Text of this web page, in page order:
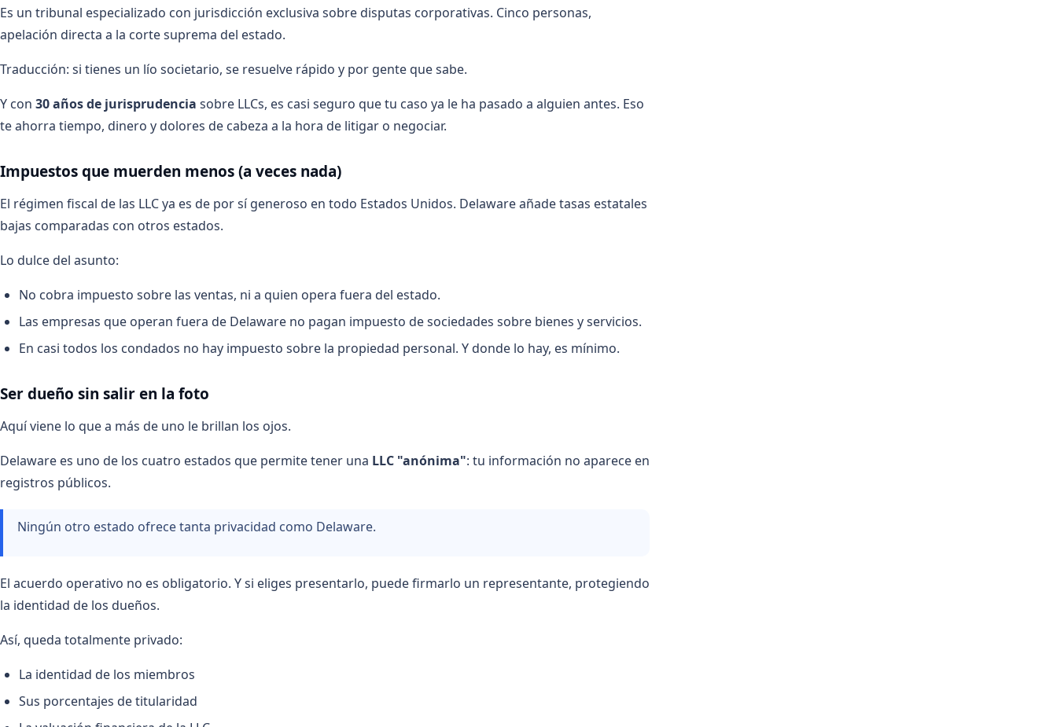
Es un tribunal especializado con jurisdicción exclusiva sobre disputas corporativas. Cinco personas,
apelación directa a la corte suprema del estado.
Traducción: si tienes un lío societario, se resuelve rápido y por gente que sabe.
Y con 30 años de jurisprudencia sobre LLCs, es casi seguro que tu caso ya le ha pasado a alguien antes. Eso
te ahorra tiempo, dinero y dolores de cabeza a la hora de litigar o negociar.
Impuestos que muerden menos (a veces nada)
El régimen fiscal de las LLC ya es de por sí generoso en todo Estados Unidos. Delaware añade tasas estatales
bajas comparadas con otros estados.
Lo dulce del asunto:
No cobra impuesto sobre las ventas, ni a quien opera fuera del estado.
Las empresas que operan fuera de Delaware no pagan impuesto de sociedades sobre bienes y servicios.
En casi todos los condados no hay impuesto sobre la propiedad personal. Y donde lo hay, es mínimo.
Ser dueño sin salir en la foto
Aquí viene lo que a más de uno le brillan los ojos.
Delaware es uno de los cuatro estados que permite tener una LLC "anónima": tu información no aparece en
registros públicos.
Ningún otro estado ofrece tanta privacidad como Delaware.
El acuerdo operativo no es obligatorio. Y si eliges presentarlo, puede firmarlo un representante, protegiendo
la identidad de los dueños.
Así, queda totalmente privado:
La identidad de los miembros
Sus porcentajes de titularidad